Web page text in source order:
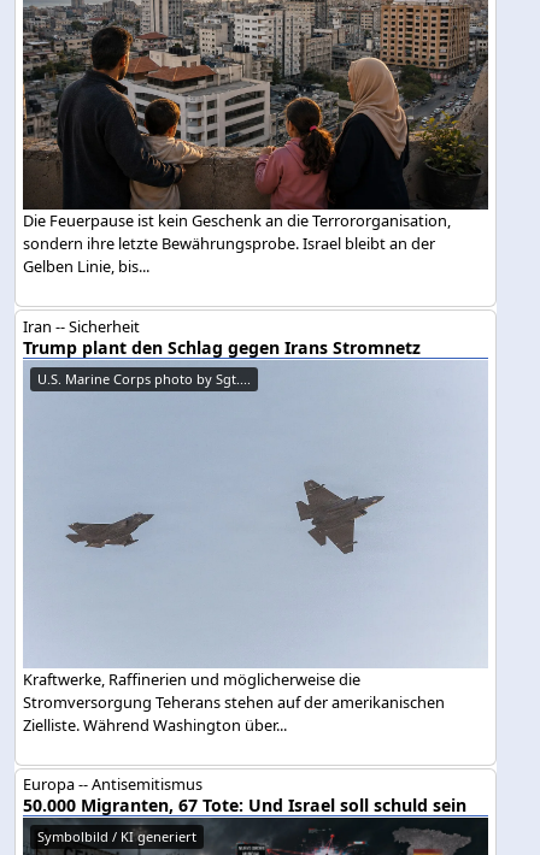
Die Feuerpause ist kein Geschenk an die Terrororganisation,
sondern ihre letzte Bewährungsprobe. Israel bleibt an der
Gelben Linie, bis...
Iran -- Sicherheit
Trump plant den Schlag gegen Irans Stromnetz
U.S. Marine Corps photo by Sgt....
Kraftwerke, Raffinerien und möglicherweise die
Stromversorgung Teherans stehen auf der amerikanischen
Zielliste. Während Washington über...
Europa -- Antisemitismus
50.000 Migranten, 67 Tote: Und Israel soll schuld sein
Symbolbild / KI generiert